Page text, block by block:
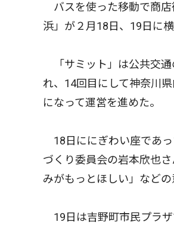
バスを使った移動で商店
浜」が２月18日、19日に
「サミット」は公共交通
れ、14回目にして神奈川
になって運営を進めた。
18日ににぎわい座であ
づくり委員会の岩本欣也
みがもっとほしい」などの
19日は吉野町市民プラ